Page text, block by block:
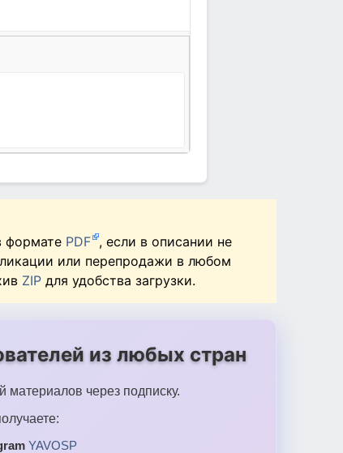
формате PDF , если в описании не
или перепродажи в любом
ZIP для удобства загрузки.
из любых стран
материалов через подписку.
YAVOSP